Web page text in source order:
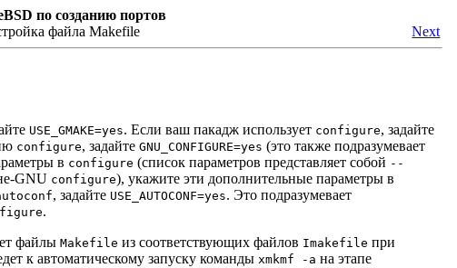
по созданию портов
файла Makefile Next
USE_GMAKE=yes. Если ваш пакадж использует configure, задайте
configure, задайтеGNU_CONFIGURE=yes (это также подразумевает
в configure (список параметров представляет собой --
GNU configure), укажите эти дополнительные параметры в
, задайте USE_AUTOCONF=yes. Это подразумевает
.
файлыMakefile из соответствующих файлов Imakefile при
к автоматическому запуску команды xmkmf -a на этапе